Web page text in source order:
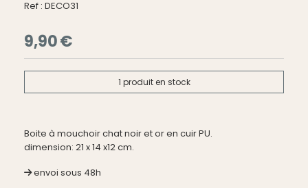
Ref : DECO31
9,90€
1 produit en stock
Boite à mouchoir chat noir et or en cuir PU.
dimension: 21 x 14 x12 cm.
envoi sous 48h